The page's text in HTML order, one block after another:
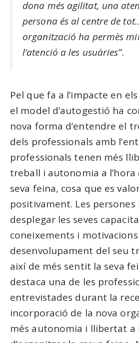
dona més agilitat, una
persona és al centre de
organització ha permès
l’atenció a les usuàries”.
Pel que fa a l’impacte en
el model d’autogestió ha
nova forma d’entendre el
dels professionals amb
professionals tenen més
treball i autonomia a l’hora
seva feina, cosa que es
positivament. Les persones
desplegar les seves
coneixements i
desenvolupament del seu
així de més sentit la seva
destaca una de les
entrevistades durant la
incorporació de la nova
més autonomia i llibertat a